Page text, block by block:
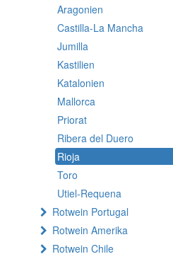
Aragonien
Castilla-La Mancha
Jumilla
Kastilien
Katalonien
Mallorca
Priorat
Ribera del Duero
Rioja
Toro
Utiel-Requena
Rotwein Portugal
Rotwein Amerika
Rotwein Chile